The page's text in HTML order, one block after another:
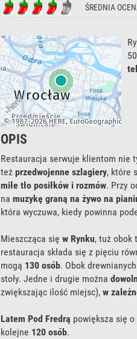
ŚREDNIA
OPIS
Restauracja serwuje klientom nie
też przedwojenne szlagiery, które
miłe tło posiłków i rozmów. Przy
na muzykę graną na żywo na
która wyczuwa, kiedy powinna
Mieszcząca się w Rynku, tuż obok
restauracja składa się z pięciu
mogą 130 osób. Obok
stoły. Jedne i drugie można
zwiększając ilość miejsc), w
Latem Pod Fredrą powiększa się
kolejne 120 osób.